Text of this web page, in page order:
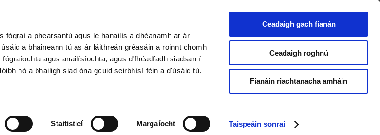
fógraí a phearsantú agus le hanailís a dhéanamh ar ár
a bhaineann tú as ár láithreán gréasáin a roinnt chomh
agus anailísíochta, agus d’fhéadfadh siadsan í
nó a bhailigh siad óna gcuid seirbhísí féin a d'úsáid tú.
Staitisticí Margaíocht Taispeáin sonraí
Ceadaigh gach fianán
Ceadaigh roghnú
Fianáin riachtanacha amháin
Sean Nós na mBan 2013
A’ d’iarraidh leanna chun cóisire
Chun iad a chur ar na stárthaibh.